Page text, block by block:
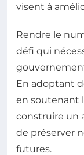
visent à
Rendre le
défi qui
En adoptant
en soutenant
construire un
de préserver
futures.